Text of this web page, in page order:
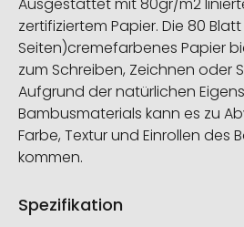
Ausgestattet mit 80gr/m2
zertifiziertem Papier. Die 80 Blatt
Seiten)cremefarbenes Papier
zum Schreiben, Zeichnen oder
Aufgrund der natürlichen
Bambusmaterials kann es zu
Farbe, Textur und Einrollen des
kommen.
Spezifikation